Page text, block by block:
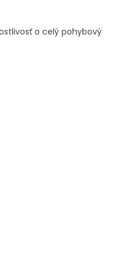
o celý pohybový